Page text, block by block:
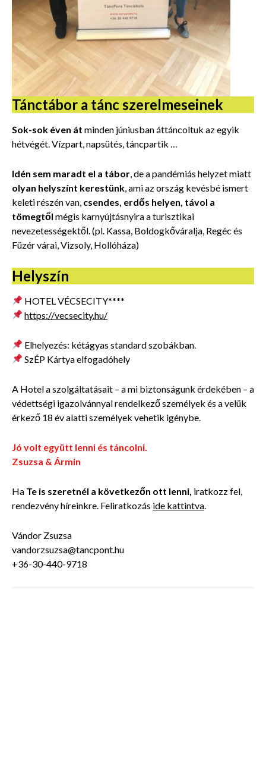
Tánctábor a tánc szerelmeseinek
Sok-sok éven át minden júniusban áttáncoltuk az egyik
hétvégét. Vízpart, napsütés, táncpartik …
Idén sem maradt el a tábor , de a pandémiás helyzet miatt
olyan helyszínt kerestünk , ami az ország kevésbé ismert
keleti részén van, csendes, erdős helyen, távol a
tömegtől mégis karnyújtásnyira a turisztikai
nevezetességektől. (pl. Kassa, Boldogkőváralja, Regéc és
Füzér várai, Vizsoly, Hollóháza)
Helyszín
HOTEL VÉCSECITY****
https://vecsecity.hu/
Elhelyezés: kétágyas standard szobákban.
SzÉP Kártya elfogadóhely
A Hotel a szolgáltatásait – a mi biztonságunk érdekében – a
védettségi igazolvánnyal rendelkező személyek és a velük
érkező 18 év alatti személyek vehetik igénybe.
Jó volt együtt lenni és táncolni.
Zsuzsa & Ármin
Ha Te is szeretnél a következőn ott lenni, iratkozz fel,
rendezvény híreinkre. Feliratkozás ide kattintva
Vándor Zsuzsa
vandorzsuzsa@tancpont.hu
+36-30-440-9718